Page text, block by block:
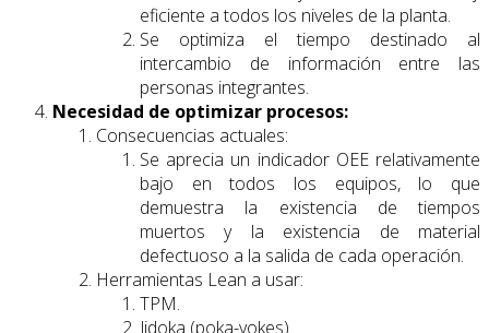
eficiente a todos los niveles de la planta.
Se optimiza el tiempo destinado al
intercambio de información entre las
personas integrantes.
Necesidad de optimizar procesos:
Consecuencias actuales:
Se aprecia un indicador OEE relativamente
bajo en todos los equipos, lo que
demuestra la existencia de tiempos
muertos y la existencia de material
defectuoso a la salida de cada operación.
Herramientas Lean a usar:
TPM.
Jidoka (poka-yokes).